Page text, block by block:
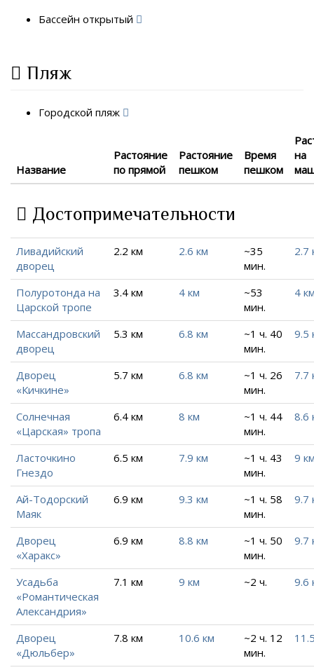
Бассейн открытый
Пляж
Городской пляж
Название
Растояние
по прямой
Растояние
пешком
Время
пешком
на
Достопримечательности
Ливадийский
дворец
2.2 км 2.6 км
~35
мин.
2.7
Полуротонда на
Царской тропе
3.4 км 4 км
~53
мин.
4
Массандровский
дворец
5.3 км 6.8 км
~1 ч. 40
мин.
9.5
Дворец
«Кичкине»
5.7 км 6.8 км
~1 ч. 26
мин.
7.7
Солнечная
«Царская» тропа
6.4 км 8 км
~1 ч. 44
мин.
8.6
Ласточкино
Гнездо
6.5 км 7.9 км
~1 ч. 43
мин.
9
Ай-Тодорский
Маяк
6.9 км 9.3 км
~1 ч. 58
мин.
9.7
Дворец
«Харакс»
6.9 км 8.8 км
~1 ч. 50
мин.
9.7
Усадьба
«Романтическая
Александрия»
7.1 км 9 км ~2 ч. 9.6
Дворец
«Дюльбер»
7.8 км 10.6 км
~2 ч. 12
мин.